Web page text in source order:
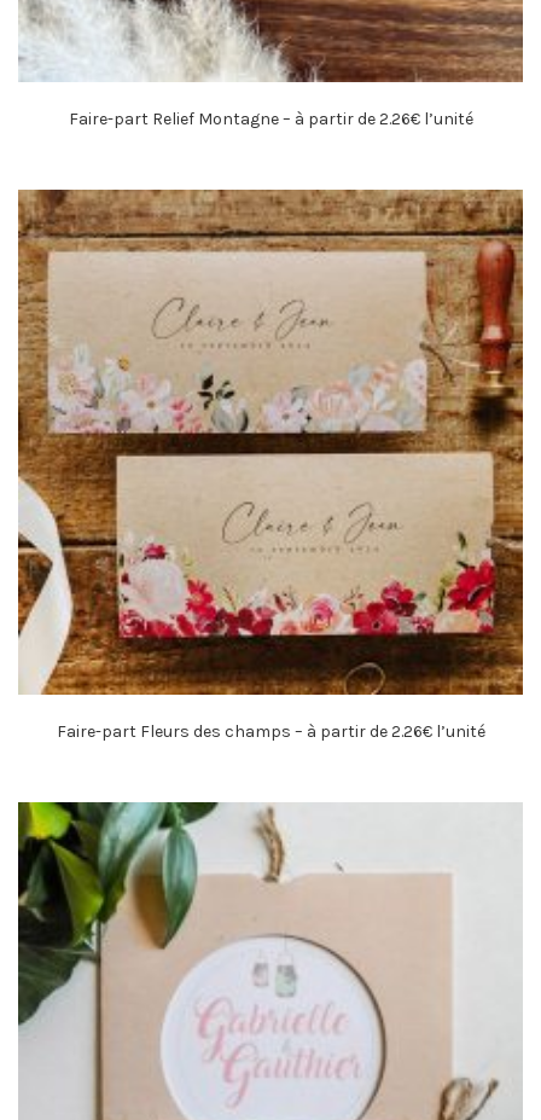
Faire-part Relief Montagne – à partir de 2.26€ l’unité
Faire-part Fleurs des champs – à partir de 2.26€ l’unité